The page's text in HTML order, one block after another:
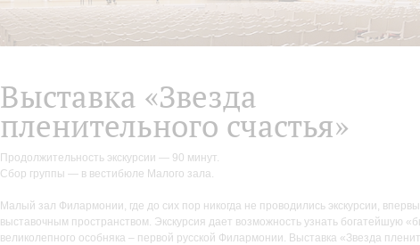
Выставка «Звезда
пленительного счастья»
Продолжительность экскурсии — 90 минут.
Сбор группы — в вестибюле Малого зала.
Малый зал Филармонии, где до сих пор никогда не проводились экскурсии,
выставочным пространством. Экскурсия дает возможность узнать богатейшую
великолепного особняка – первой русской Филармонии. Выставка «Звезда